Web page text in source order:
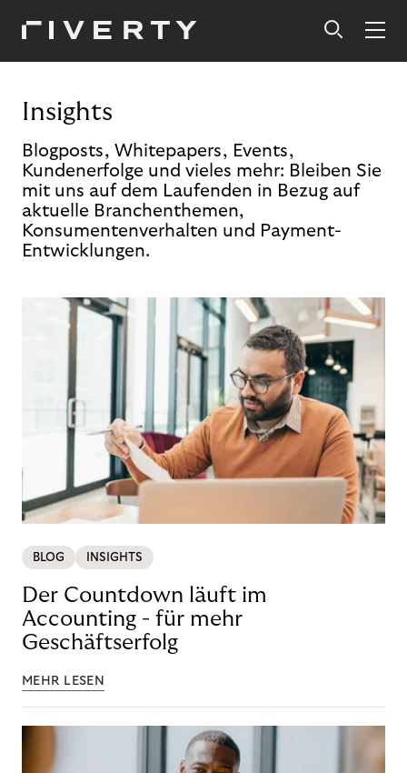
Insights
Blogposts, Whitepapers, Events,
Kundenerfolge und vieles mehr: Bleiben Sie
mit uns auf dem Laufenden in Bezug auf
aktuelle Branchenthemen,
Konsumentenverhalten und Payment-
Entwicklungen.
BLOG INSIGHTS
Der Countdown läuft im
Accounting - für mehr
Geschäftserfolg
MEHR LESEN